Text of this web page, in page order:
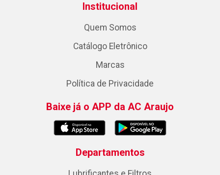
Institucional
Quem Somos
Catálogo Eletrônico
Marcas
Política de Privacidade
Baixe já o APP da AC Araujo
Departamentos